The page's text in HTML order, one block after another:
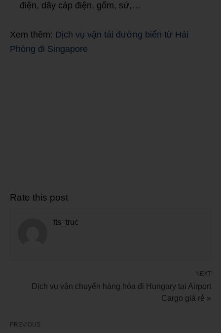
điện, dây cáp điện, gốm, sứ,…
Xem thêm: Dịch vụ vận tải đường biển từ Hải
Phòng đi Singapore
Rate this post
tts_truc
NEXT
Dịch vụ vận chuyển hàng hóa đi Hungary tại Airport
Cargo giá rẻ »
PREVIOUS